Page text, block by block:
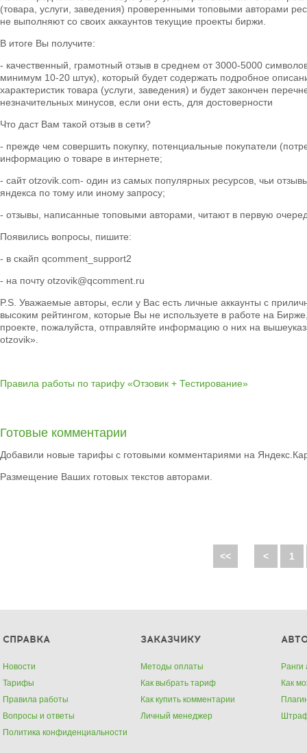
(товара, услуги, заведения) проверенными топовыми авторами
не выполняют со своих аккаунтов текущие проекты биржи.
В итоге Вы получите:
- качественный, грамотный отзыв в среднем от 3000-5000
минимум 10-20 штук), который будет содержать подробное
характеристик товара (услуги, заведения) и будет закончен
незначительных минусов, если они есть, для достоверности
Что даст Вам такой отзыв в сети?
- прежде чем совершить покупку, потенциальные покупатели
информацию о товаре в интернете;
- сайт otzovik.com- один из самых популярных ресурсов, чьи
яндекса по тому или иному запросу;
- отзывы, написанные топовыми авторами, читают в первую
Появились вопросы, пишите:
- в скайп qcomment_support2
- на почту otzovik@qcomment.ru
P.S. Уважаемые авторы, если у Вас есть личные аккаунты с
высоким рейтингом, которые Вы не используете в работе на
проекте, пожалуйста, отправляйте информацию о них на
otzovik».
Правила работы по тарифу «Отзовик + Тестирование»
Готовые комментарии
Добавили новые тарифы с готовыми комментариями на
Размещение Ваших готовых текстов авторами.
<< < 1
СПРАВКА
Новости
Тарифы
Правила работы
Вопросы и ответы
Политика конфиденциальности
ЗАКАЗЧИКУ
Методы оплаты
Как выбрать тариф
Как купить комментарии
Личный менеджер
Ранги
Как